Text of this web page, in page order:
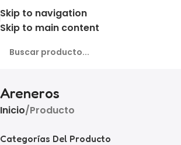
Skip to navigation
Skip to main content
Areneros
Inicio Producto
Categorías Del Producto